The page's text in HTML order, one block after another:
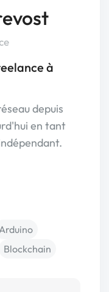
à
depuis
en tant
Blockchain